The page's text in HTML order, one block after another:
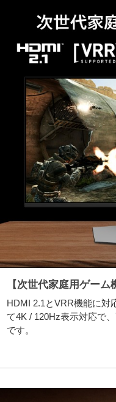
【次世代家庭用ゲーム
HDMI 2.1とVRR機能に対
て4K / 120Hz表示対応で
です。